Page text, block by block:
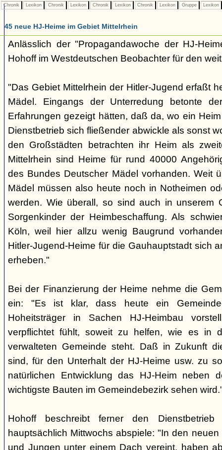
Chronik Lexikon Chronik Lexikon Chronik Lexikon Chronik Lexikon Gruppe Lexikon
45 neue HJ-Heime im Gebiet Mittelrhein
Anlässlich der "Propagandawoche der HJ-
Hohoff im Westdeutschen Beobachter für den
"Das Gebiet Mittelrhein der Hitler-Jugend erfaßt
Mädel. Eingangs der Unterredung betonte
Erfahrungen gezeigt hätten, daß da, wo ein
Dienstbetrieb sich fließender abwickle als sonst
den Großstädten betrachten ihr Heim als
Mittelrhein sind Heime für rund 40000
des Bundes Deutscher Mädel vorhanden. Weit
Mädel müssen also heute noch in Notheimen
werden. Wie überall, so sind auch in unserem
Sorgenkinder der Heimbeschaffung. Als
Köln, weil hier allzu wenig Baugrund
Hitler-Jugend-Heime für die Gauhauptstadt sich
erheben."
Bei der Finanzierung der Heime nehme die
ein: "Es ist klar, dass heute ein
Hoheitsträger in Sachen HJ-Heimbau
verpflichtet fühlt, soweit zu helfen, wie es in
verwalteten Gemeinde steht. Daß in Zukunft
sind, für den Unterhalt der HJ-Heime usw. zu
natürlichen Entwicklung das HJ-Heim neben
wichtigste Bauten im Gemeindebezirk sehen
Hohoff beschreibt ferner den
hauptsächlich Mittwochs abspiele: "In den
und Jungen unter einem Dach vereint, haben